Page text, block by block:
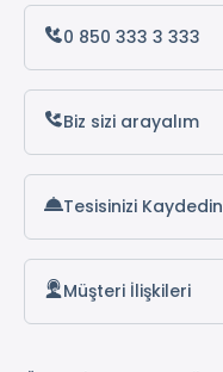
0 850 333 3 333
Biz sizi arayalım
Tesisinizi Kaydedin
Müşteri İlişkileri